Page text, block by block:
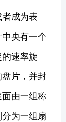
成为表
央有一个
速率旋
片，并封
由一组称
为一组扇